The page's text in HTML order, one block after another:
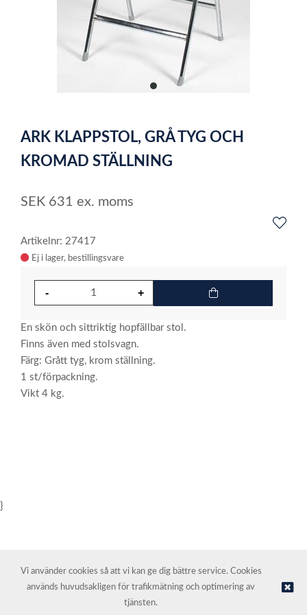
item
of
1
ARK KLAPPSTOL, GRÅ TYG OCH
KROMAD STÄLLNING
SEK 631 ex. moms
Artikelnr: 27417
Ej i lager
En skön och sittriktig hopfällbar stol.
Finns även med stolsvagn.
Färg: Grått tyg, krom ställning.
1 st/förpackning.
Vikt 4 kg.
}
© NORDIC HOTEL SUPPORT AS | Webbutik tillhandahålls av
Kréatif
AS
Vi använder cookies så att vi kan ge dig bättre service. Cookies
används huvudsakligen för trafikmätning och optimering av
tjänsten.